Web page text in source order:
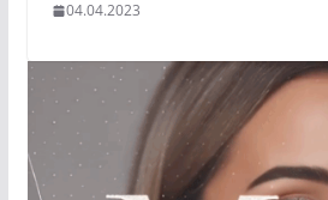
04.04.2023